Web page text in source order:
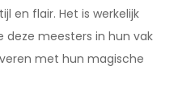
en flair. Het is werkelijk
deze meesters in hun vak
met hun magische